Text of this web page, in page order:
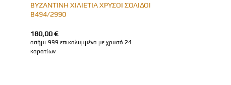
ΒΥΖΑΝΤΙΝΗ ΧΙΛΙΕΤΙΑ ΧΡΥΣΟΙ ΣΟΛΙΔΟΙ
Β494/2990
180,00€
ασήμι 999 επικαλυμμένα με χρυσό 24
καρατίων